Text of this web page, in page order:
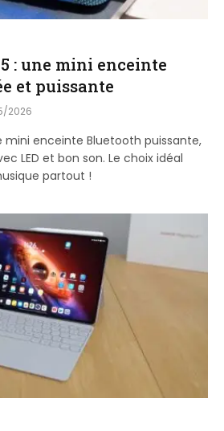
: une mini enceinte
et puissante
2026
mini enceinte Bluetooth puissante,
LED et bon son. Le choix idéal
partout !